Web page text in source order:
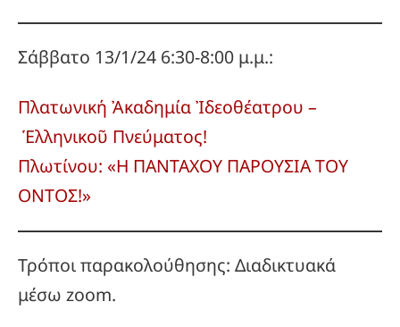
Σάββατο 13/1/24 6:30-8:00 μ.μ.:
Πλατωνική Ἀκαδημία Ἰδεοθέατρου –
Ἑλληνικοῦ Πνεύματος!
Πλωτίνου: «Η ΠΑΝΤΑΧΟΥ ΠΑΡΟΥΣΙΑ ΤΟΥ
ΟΝΤΟΣ!»
Τρόποι παρακολούθησης: Διαδικτυακά
μέσω zoom.